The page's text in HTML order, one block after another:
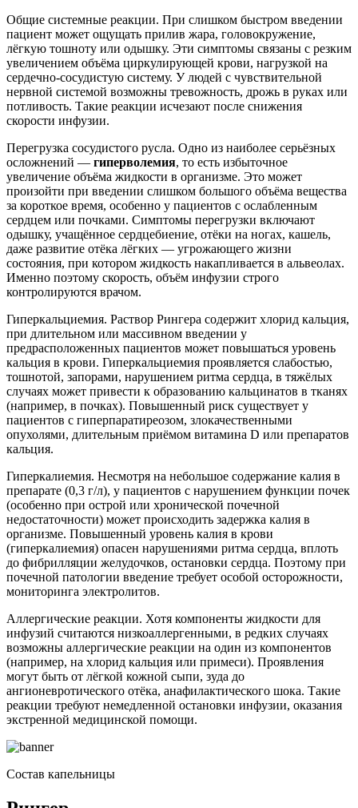
Общие системные реакции. При слишком быстром введении
пациент может ощущать прилив жара, головокружение,
лёгкую тошноту или одышку. Эти симптомы связаны с резким
увеличением объёма циркулирующей крови, нагрузкой на
сердечно-сосудистую систему. У людей с чувствительной
нервной системой возможны тревожность, дрожь в руках или
потливость. Такие реакции исчезают после снижения
скорости инфузии.
Перегрузка сосудистого русла. Одно из наиболее серьёзных
осложнений — гиперволемия, то есть избыточное
увеличение объёма жидкости в организме. Это может
произойти при введении слишком большого объёма вещества
за короткое время, особенно у пациентов с ослабленным
сердцем или почками. Симптомы перегрузки включают
одышку, учащённое сердцебиение, отёки на ногах, кашель,
даже развитие отёка лёгких — угрожающего жизни
состояния, при котором жидкость накапливается в альвеолах.
Именно поэтому скорость, объём инфузии строго
контролируются врачом.
Гиперкальциемия. Раствор Рингера содержит хлорид кальция,
при длительном или массивном введении у
предрасположенных пациентов может повышаться уровень
кальция в крови. Гиперкальциемия проявляется слабостью,
тошнотой, запорами, нарушением ритма сердца, в тяжёлых
случаях может привести к образованию кальцинатов в тканях
(например, в почках). Повышенный риск существует у
пациентов с гиперпаратиреозом, злокачественными
опухолями, длительным приёмом витамина D или препаратов
кальция.
Гиперкалиемия. Несмотря на небольшое содержание калия в
препарате (0,3 г/л), у пациентов с нарушением функции почек
(особенно при острой или хронической почечной
недостаточности) может происходить задержка калия в
организме. Повышенный уровень калия в крови
(гиперкалиемия) опасен нарушениями ритма сердца, вплоть
до фибрилляции желудочков, остановки сердца. Поэтому при
почечной патологии введение требует особой осторожности,
мониторинга электролитов.
Аллергические реакции. Хотя компоненты жидкости для
инфузий считаются низкоаллергенными, в редких случаях
возможны аллергические реакции на один из компонентов
(например, на хлорид кальция или примеси). Проявления
могут быть от лёгкой кожной сыпи, зуда до
ангионевротического отёка, анафилактического шока. Такие
реакции требуют немедленной остановки инфузии, оказания
экстренной медицинской помощи.
Состав капельницы